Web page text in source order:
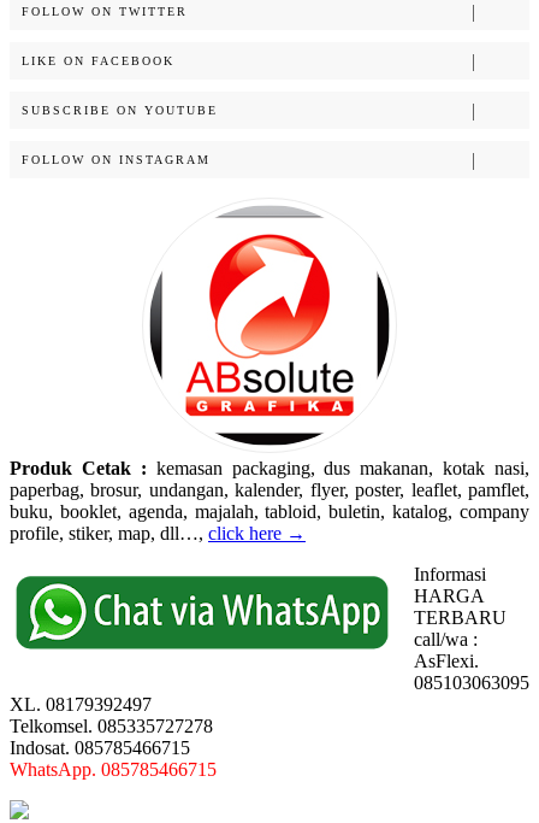
FOLLOW ON TWITTER
LIKE ON FACEBOOK
SUBSCRIBE ON YOUTUBE
FOLLOW ON INSTAGRAM
Produk Cetak : kemasan packaging, dus makanan, kotak nasi,
paperbag, brosur, undangan, kalender, flyer, poster, leaflet, pamflet,
buku, booklet, agenda, majalah, tabloid, buletin, katalog, company
profile, stiker, map, dll…, click here →
Informasi
HARGA
TERBARU
call/wa :
AsFlexi.
085103063095
XL. 08179392497
Telkomsel. 085335727278
Indosat. 085785466715
WhatsApp. 085785466715